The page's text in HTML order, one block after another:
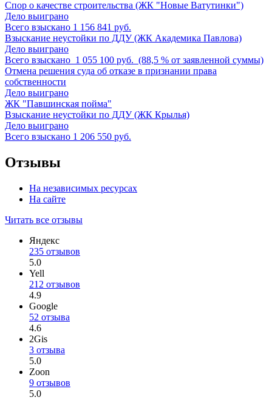
Спор о качестве строительства (ЖК "Новые Ватутинки")
Дело выиграно
Всего взыскано 1 156 841 руб.
Взыскание неустойки по ДДУ (ЖК Академика Павлова)
Дело выиграно
Всего взыскано 1 055 100 руб. (88,5 % от заявленной суммы)
Отмена решения суда об отказе в признании права
собственности
Дело выиграно
ЖК "Павшинская пойма"
Взыскание неустойки по ДДУ (ЖК Крылья)
Дело выиграно
Всего взыскано 1 206 550 руб.
Отзывы
На независимых ресурсах
На сайте
Читать все отзывы
Яндекс
235 отзывов
5.0
Yell
212 отзывов
4.9
Google
52 отзыва
4.6
2Gis
3 отзыва
5.0
Zoon
9 отзывов
5.0